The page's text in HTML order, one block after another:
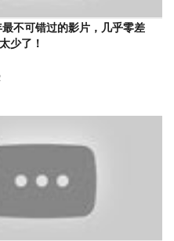
最不可错过的影片，几乎零差
少了！